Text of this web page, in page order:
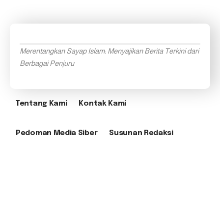
Merentangkan Sayap Islam: Menyajikan Berita Terkini dari
Berbagai Penjuru
Tentang Kami Kontak Kami
Pedoman Media Siber Susunan Redaksi